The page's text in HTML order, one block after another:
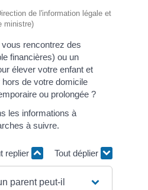
de l'information légale et
ministre)
rencontrez des
financières) ou un
élever votre enfant et
de votre domicile
ou prolongée ?
les informations à
à suivre.
replier Tout déplier
parent peut-il